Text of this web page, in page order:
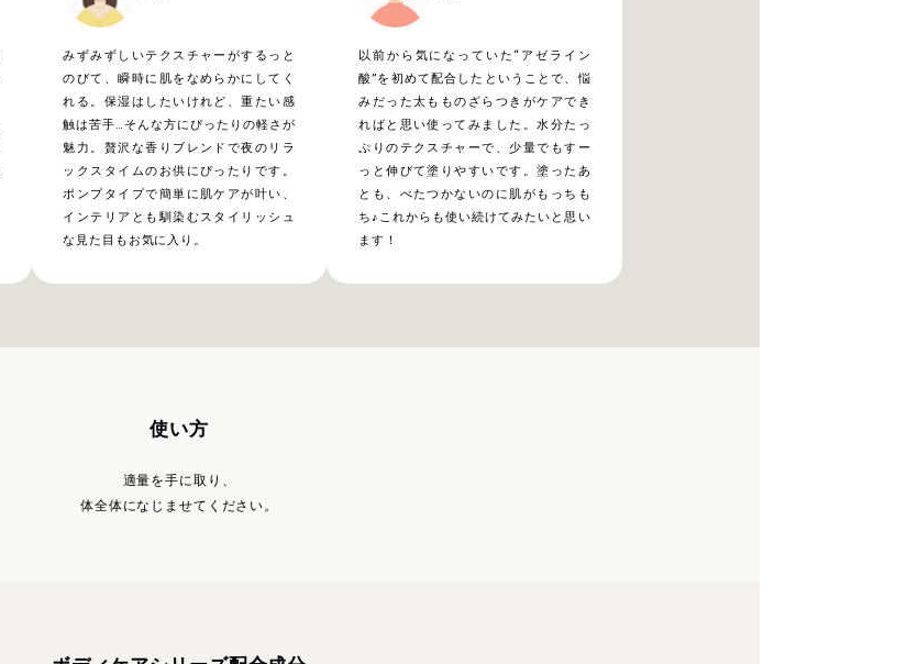
みずみずしいテクスチャーがするっと
のびて、瞬時に肌をなめらかにしてく
れる。保湿はしたいけれど、重たい感
触は苦手…そんな方にぴったりの軽さが
魅力。贅沢な香りブレンドで夜のリラ
ックスタイムのお供にぴったりです。
ポンプタイプで簡単に肌ケアが叶い、
インテリアとも馴染むスタイリッシュ
な見た目もお気に入り。
以前から気になっていた“アゼライン
酸”を初めて配合したということで、悩
みだった太もものざらつきがケアでき
ればと思い使ってみました。水分たっ
ぷりのテクスチャーで、少量でもすー
っと伸びて塗りやすいです。塗ったあ
とも、べたつかないのに肌がもっちも
ち♪これからも使い続けてみたいと思い
ます！
使い方
適量を手に取り、
体全体になじませてください。